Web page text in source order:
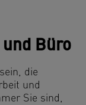
Büro
die
und
Sie sind,